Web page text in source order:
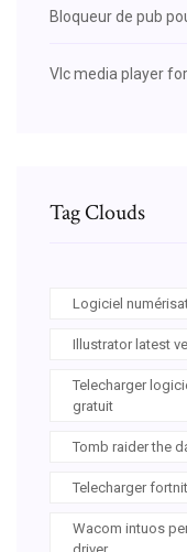
Bloqueur de pub
Vlc media player
Tag Clouds
Logiciel
Illustrator latest
Telecharger
gratuit
Tomb raider the
Telecharger
Wacom intuos